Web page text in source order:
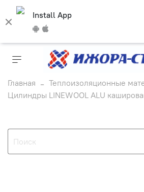
Install App
Главная Теплоизоляционные
Цилиндры LINEWOOL ALU